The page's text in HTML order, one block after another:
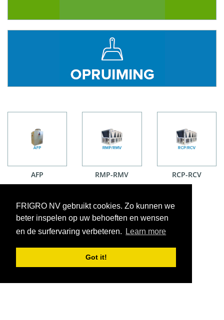
FRIGRO NV gebruikt cookies. Zo kunnen we
beter inspelen op uw behoeften en wensen
en de surfervaring verbeteren.
Learn more
Got it!
AFP RMP-RMV RCP-RCV